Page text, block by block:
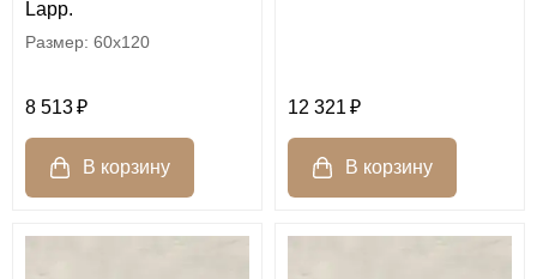
Lapp.
60x120
8 513 12 321